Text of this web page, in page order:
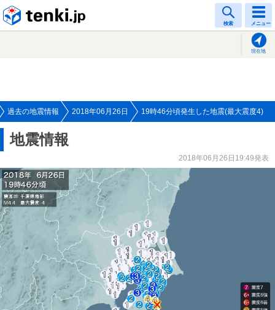
検索 メニュー
現在地
過去の地震情報 2018年06月26日 19時46分頃発生した地震(最大震度4)
地震情報
2018年06月26日19:49発表